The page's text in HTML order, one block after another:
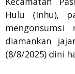
Hulu (Inhu),
diamankan
(8/8/2025) dini